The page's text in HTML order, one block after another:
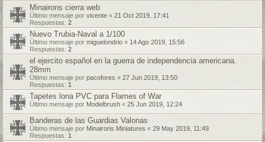
Minairons cierra web
Último mensaje por vicente « 21 Oct 2019, 17:41
Respuestas: 2
Nuevo Trubia-Naval a 1/100
Último mensaje por miguelondrio « 14 Ago 2019, 15:56
Respuestas: 2
el ejercito español en la guerra de independencia americana.
28mm
Último mensaje por pacofores « 27 Jun 2019, 13:50
Respuestas: 1
Tapetes lona PVC para Flames of War
Último mensaje por Modelbrush « 25 Jun 2019, 12:24
Banderas de las Guardias Valonas
Último mensaje por Minairons Miniatures « 29 May 2019, 11:49
Respuestas: 1